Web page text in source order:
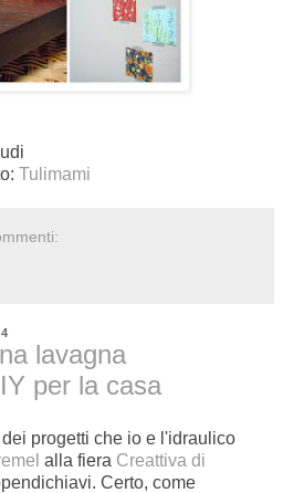
Tulimami
lavagna
per la casa
progetti che io e l'idraulico
alla fiera Creattiva di
Certo, come